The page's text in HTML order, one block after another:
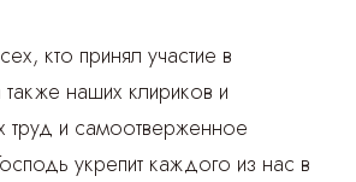
кто принял участие в
наших клириков и
труд и самоотверженное
укрепит каждого из нас в